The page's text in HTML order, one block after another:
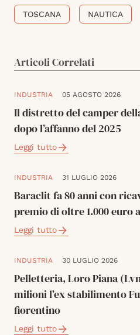
TOSCANA NAUTICA
Articoli Correlati
INDUSTRIA 05 AGOSTO 2026
Il distretto del camper
dopo l’affanno del 2025
Leggi tutto
INDUSTRIA 31 LUGLIO 2026
Baraclit fa 80 anni con
premio di oltre 1.000 euro
Leggi tutto
INDUSTRIA 30 LUGLIO 2026
Pelletteria, Loro Piana
milioni l’ex stabilimento
fiorentino
Leggi tutto